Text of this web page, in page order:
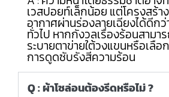
เวสปอยท์เล็กน้อย แต่โครงสร้า
อากาศผ่านร่องลายเฉียงได้ดีก
ทั่วไป หากกังวลเรื่องร้อนสามา
ระบายตาข่ายใต้วงแขนหรือเลื
การดูดซับรังสีความร้อน
Q : ผ้าโซล่อนต้องรีดหรือไม่ ?